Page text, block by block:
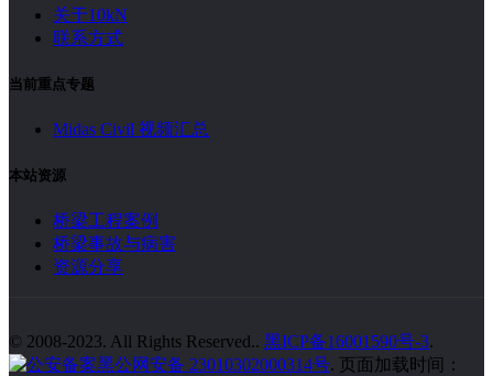
关于10kN
联系方式
当前重点专题
Midas Civil 视频汇总
本站资源
桥梁工程案例
桥梁事故与病害
资源分享
© 2008-2023. All Rights Reserved.. 黑ICP备16001590号-3.
黑公网安备 23010302000314号. 页面加载时间：